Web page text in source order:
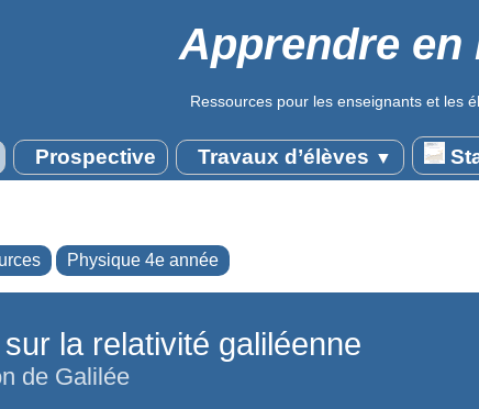
Apprendre en
Ressources pour les enseignants et les
Prospective Travaux d’élèves ▼
Physique 4e année
la relativité galiléenne
de Galilée